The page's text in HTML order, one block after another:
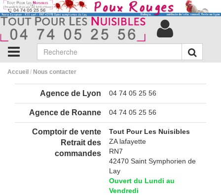
Accueil / Nous contacter
Agence de Lyon 04 74 05 25 56
Agence de Roanne 04 74 05 25 56
Comptoir de vente
Retrait des
commandes
Tout Pour Les Nuisibles
ZA lafayette
RN7
42470 Saint Symphorien de
Lay
Ouvert du Lundi au
Vendredi